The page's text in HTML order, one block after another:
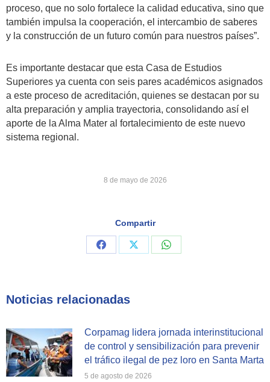
proceso, que no solo fortalece la calidad educativa, sino que
también impulsa la cooperación, el intercambio de saberes
y la construcción de un futuro común para nuestros países”.
Es importante destacar que esta Casa de Estudios
Superiores ya cuenta con seis pares académicos asignados
a este proceso de acreditación, quienes se destacan por su
alta preparación y amplia trayectoria, consolidando así el
aporte de la Alma Mater al fortalecimiento de este nuevo
sistema regional.
8 de mayo de 2026
Compartir
Share
Share
Share
Noticias relacionadas
Corpamag lidera jornada interinstitucional
de control y sensibilización para prevenir
el tráfico ilegal de pez loro en Santa Marta
5 de agosto de 2026